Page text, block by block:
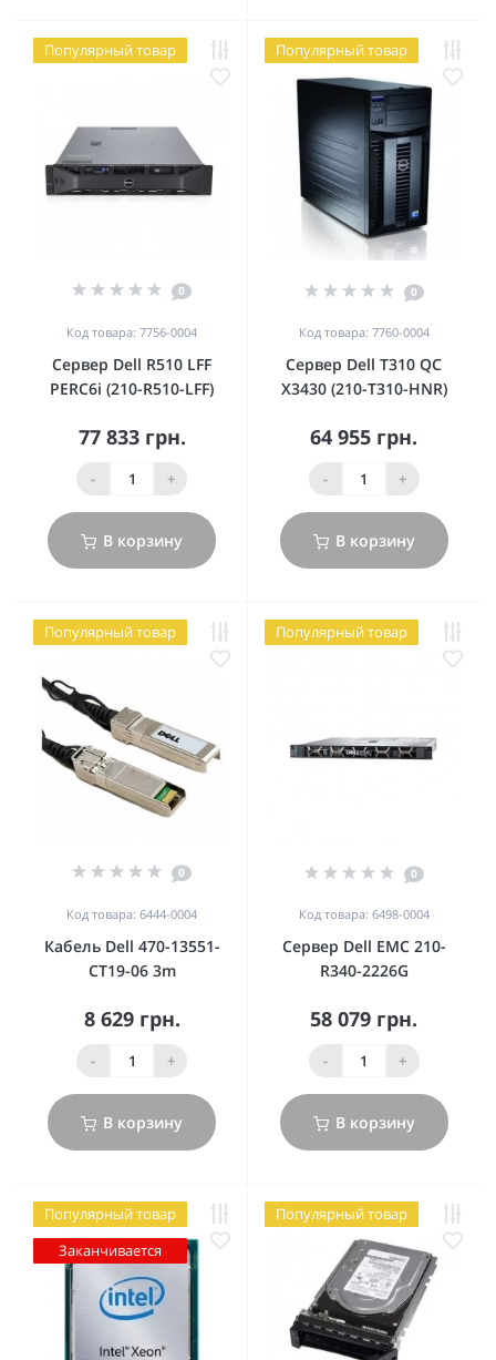
Популярный товар
0
Код товара: 7756-0004
Сервер Dell R510 LFF
PERC6i (210-R510-LFF)
77 833 грн.
- +
В корзину
Популярный товар
0
Код товара: 7760-0004
Сервер Dell T310 QC
X3430 (210-T310-HNR)
64 955 грн.
- +
В корзину
Популярный товар
0
Код товара: 6444-0004
Кабель Dell 470-13551-
CT19-06 3m
8 629 грн.
- +
В корзину
Популярный товар
0
Код товара: 6498-0004
Сервер Dell EMC 210-
R340-2226G
58 079 грн.
- +
В корзину
Популярный товар
Заканчивается
Популярный товар